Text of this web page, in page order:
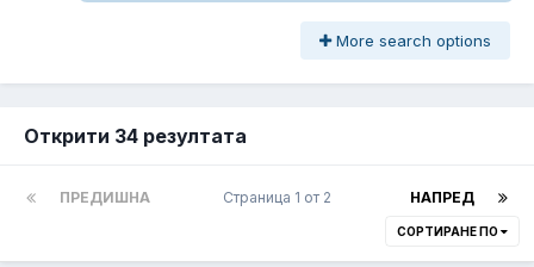
More search options
Открити 34 резултата
ПРЕДИШНА НАПРЕД
Страница 1 от 2
СОРТИРАНЕ ПО